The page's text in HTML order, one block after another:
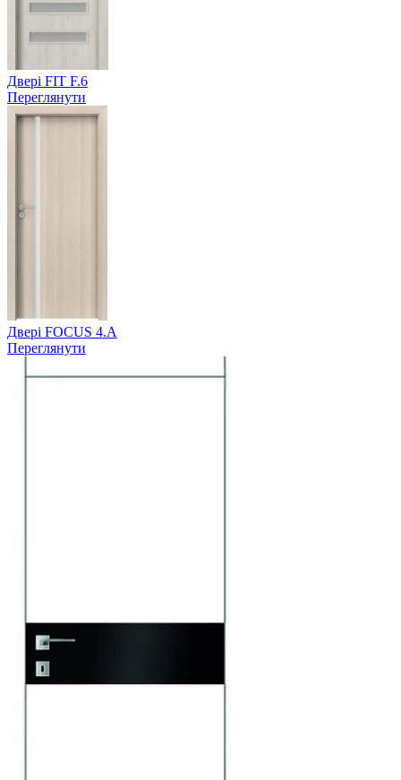
Двері FIT F.6
Переглянути
Двері FOCUS 4.A
Переглянути